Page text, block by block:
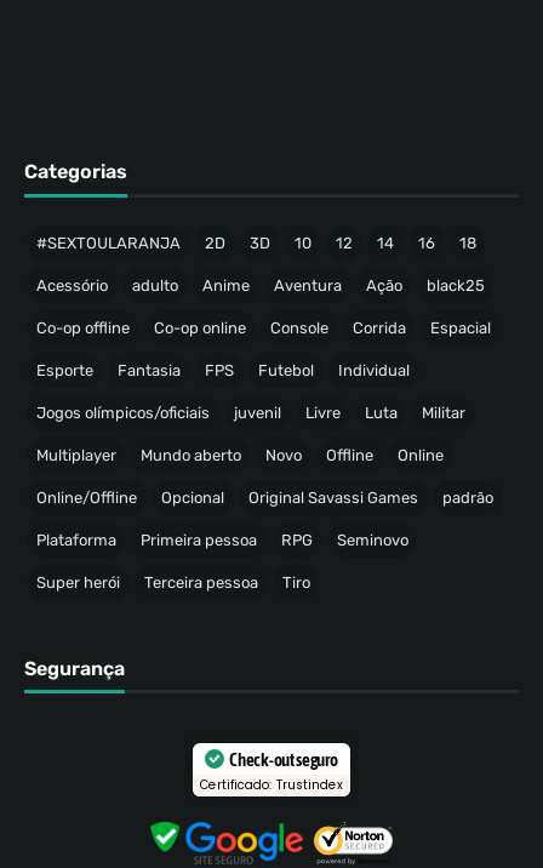
Categorias
#SEXTOULARANJA 2D 3D 10 12 14 16 18
Acessório adulto Anime Aventura Ação black25
Co-op offline Co-op online Console Corrida Espacial
Esporte Fantasia FPS Futebol Individual
Jogos olímpicos/oficiais juvenil Livre Luta Militar
Multiplayer Mundo aberto Novo Offline Online
Online/Offline Opcional Original Savassi Games padrão
Plataforma Primeira pessoa RPG Seminovo
Super herói Terceira pessoa Tiro
Segurança
Check-out seguro
Certificado: Trustindex